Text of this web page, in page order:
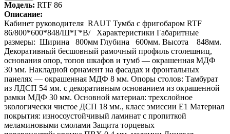
Модель: RTF 86
Описание:
Кабинет руководителя RAUT Тумба с фригобаром RTF
86/800*600*848/Ш*Г*В/ Характеристики Габаритные
размеры: Ширина 800мм Глубина 600мм. Высота 848мм.
Декоративный бесшовный рамочный профиль столешниц,
основания опор, топов шкафов и тумб — окрашенная МДФ
30 мм. Накладной орнамент на фасадах и фронтальных
панелях — окрашенная МДФ 8 мм. Опоры столов: Тамбурат
из ЛДСП 54 мм. с декоративным основанием из окрашенной
рамки МДФ 30 мм. Основной материал: трехслойное
экологически чистое ДСП 18 мм., класс эмиссии Е1 Материал
покрытия: износоустойчивый ламинат с пропиткой
меламиновыми смолами Защита торцевых